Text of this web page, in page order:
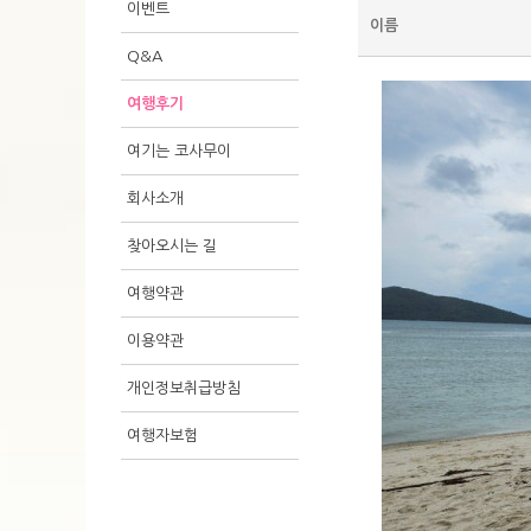
이벤트
Q&A
여행후기
여기는 코사무이
회사소개
찾아오시는 길
여행약관
이용약관
개인정보취급방침
여행자보험
이름